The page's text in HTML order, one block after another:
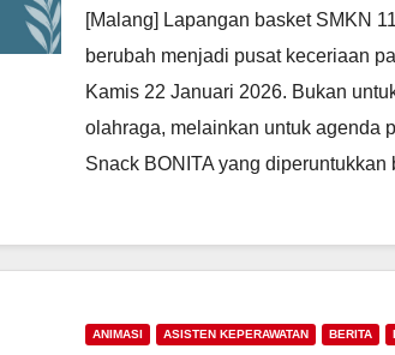
[Malang] Lapangan basket SMKN
berubah menjadi pusat keceriaan
Kamis 22 Januari 2026. Bukan
olahraga, melainkan untuk agenda
Snack BONITA yang
ANIMASI ASISTEN KEPERAWATAN BERITA